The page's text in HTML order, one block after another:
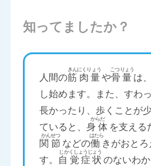
知ってましたか？
人間の筋肉量や骨量 は
し始めます。また、すわ
長かったり、歩くことが
ていると、身体 を支える
関節 などの働 きがおとろ
す。 自覚症状のないわか